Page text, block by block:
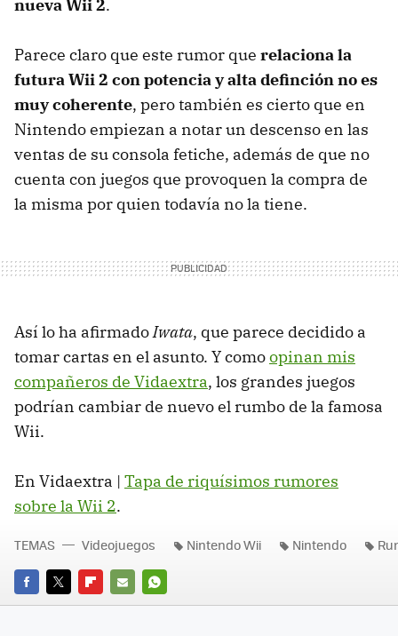
nueva Wii 2.
Parece claro que este rumor que relaciona la
futura Wii 2 con potencia y alta definción no es
muy coherente, pero también es cierto que en
Nintendo empiezan a notar un descenso en las
ventas de su consola fetiche, además de que no
cuenta con juegos que provoquen la compra de
la misma por quien todavía no la tiene.
Así lo ha afirmadoIwata, que parece decidido a
tomar cartas en el asunto. Y comoopinan mis
compañeros de Vidaextra, los grandes juegos
podrían cambiar de nuevo el rumbo de la famosa
Wii.
En Vidaextra | Tapa de riquísimos rumores
sobre la Wii 2.
FACEBOOK
TWITTERFLIPBOARD
E-
WHATSAPP
TEMAS Videojuegos Nintendo Wii Nintendo